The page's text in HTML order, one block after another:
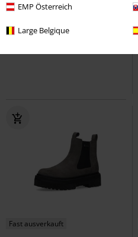
EMP Österreich
Large Belgique
249,99 €
Distortion
Harley-Davidson
Fast ausverkauft